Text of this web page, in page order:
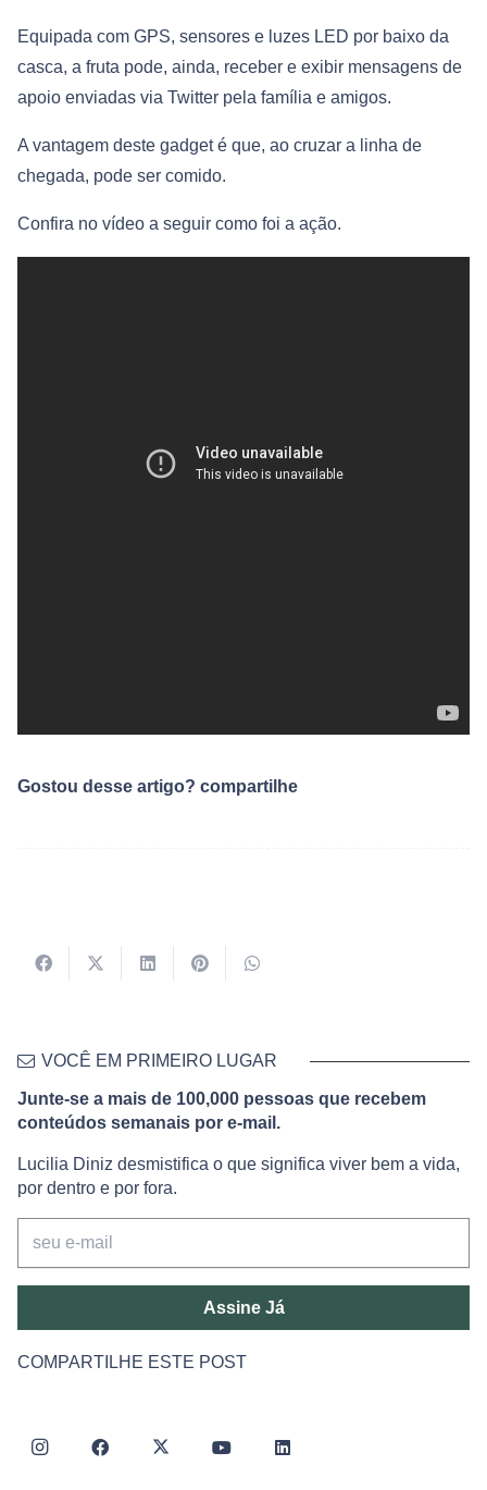
Equipada com GPS, sensores e luzes LED por baixo da
casca, a fruta pode, ainda, receber e exibir mensagens de
apoio enviadas via Twitter pela família e amigos.
A vantagem deste gadget é que, ao cruzar a linha de
chegada, pode ser comido.
Confira no vídeo a seguir como foi a ação.
Gostou desse artigo? compartilhe
VOCÊ EM PRIMEIRO LUGAR
Junte-se a mais de 100,000 pessoas que recebem
conteúdos semanais por e-mail.
Lucilia Diniz desmistifica o que significa viver bem a vida,
por dentro e por fora.
Assine Já
COMPARTILHE ESTE POST